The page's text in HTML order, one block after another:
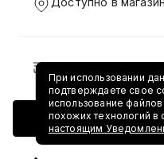
Доставка и
При использовании
подтверждаете свое
использование
похожих технологий в
настоящим